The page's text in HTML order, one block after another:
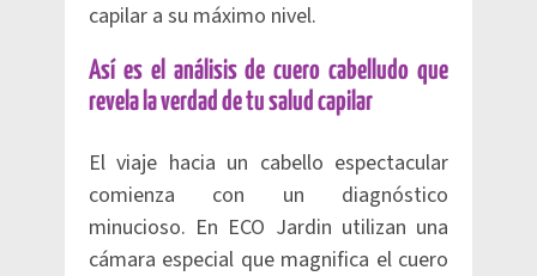
capilar a su máximo nivel.
Así es el análisis de cuero cabelludo que
revela la verdad de tu salud capilar
El viaje hacia un cabello espectacular
comienza con un diagnóstico
minucioso. En ECO Jardin utilizan una
cámara especial que magnifica el cuero